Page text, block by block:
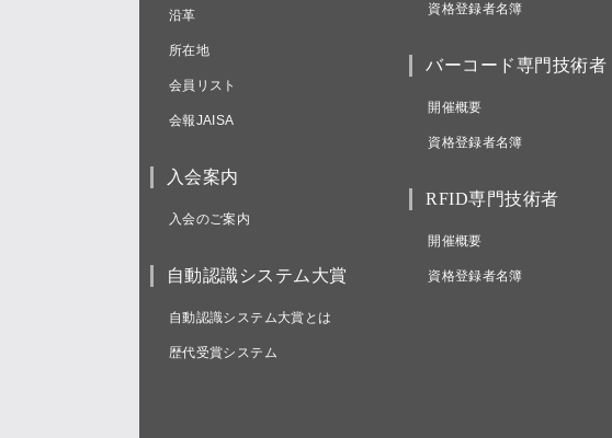
沿革
所在地
会員リスト
会報JAISA
入会案内
入会のご案内
自動認識システム大賞
自動認識システム大賞とは
歴代受賞システム
資格登録者名簿
バーコード専門技術者
開催概要
資格登録者名簿
RFID専門技術者
開催概要
資格登録者名簿